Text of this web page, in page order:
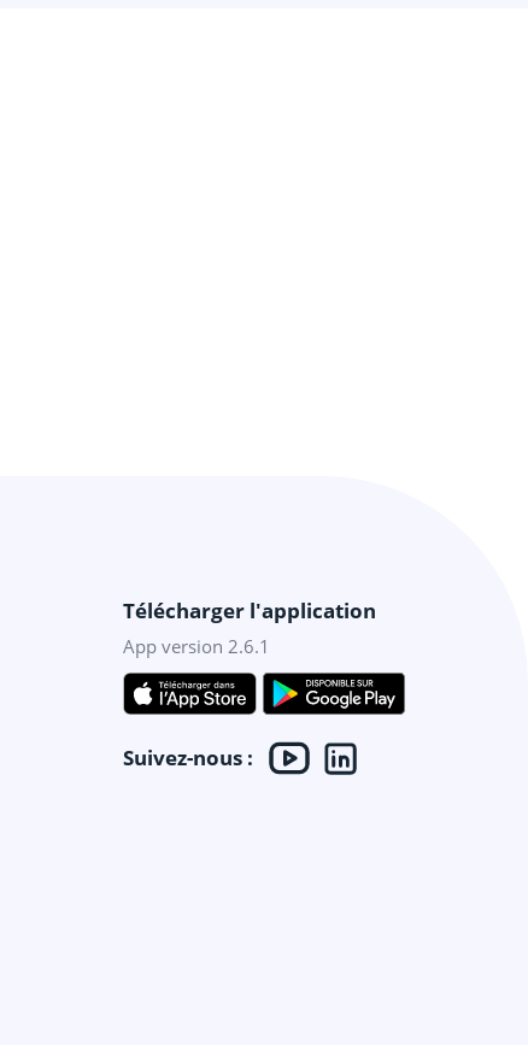
Télécharger l'application
App version 2.6.1
Suivez-nous :